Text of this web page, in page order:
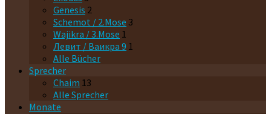
Genesis 2
Schemot / 2.Mose 3
Wajikra / 3.Mose 1
Левит / Ваикра 9 1
Alle Bücher
Sprecher
Chaim 13
Alle Sprecher
Monate